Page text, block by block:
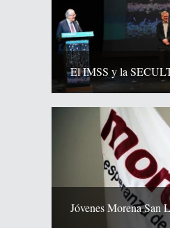
El IMSS y la
Jóvenes Morena San